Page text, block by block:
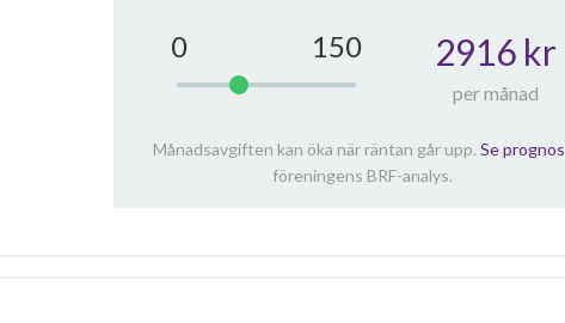
0 150 2916 kr
per månad
Månadsavgiften kan öka när räntan går upp. Se prognos
föreningens BRF-analys.